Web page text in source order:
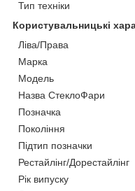
Тип техніки
Користувальницькі
Ліва/Права
Марка
Мoдель
Назва СтеклоФари
Позначка
Покоління
Підтип позначки
Рестайлінг/Дорестайлінг
Рік випуску